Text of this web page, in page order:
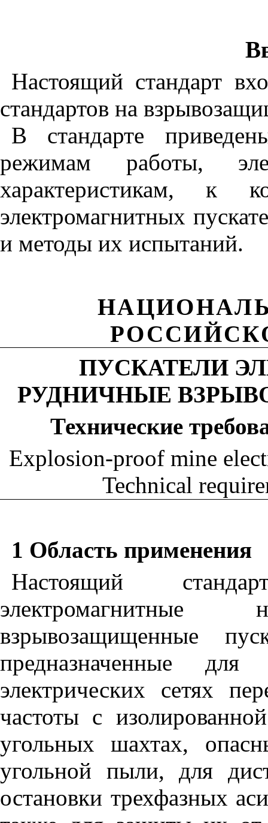
Настоящий стандарт
стандартов на взры
В
стандарте
режимам
работы,
характеристикам,к
электромагнитных
и методы их испытаний.
ПУСКАТЕЛИ
РУДНИЧНЫЕ
Технические
Explosion-proof mine
Technical
1 Область применения
Настоящий
электромагнитные
взрывозащищенные
предназначенные
для
электрических
сетях
частоты с изолированной
угольных
шахтах,
угольной
пыли, для
остановки трехфазных